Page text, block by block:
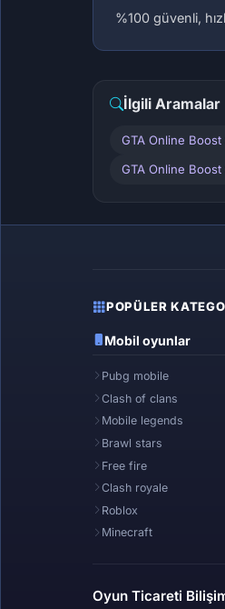
%100 güvenli,
İlgili Aramalar
GTA Online Boost
GTA Online
POPÜLER
Mobil oyunlar
Pubg mobile
Clash of clans
Mobile legends
Brawl stars
Free fire
Clash royale
Roblox
Minecraft
Oyun Ticareti